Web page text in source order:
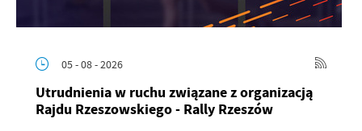
05 - 08 - 2026
Utrudnienia w ruchu związane z organizacją
Rajdu Rzeszowskiego - Rally Rzeszów